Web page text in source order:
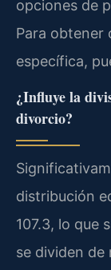
opciones de
Para obtener
específica,
¿Influye la
divorcio?
distribución
107.3, lo que
se dividen de